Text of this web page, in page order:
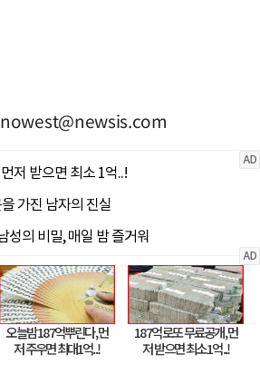
nowest@newsis.com